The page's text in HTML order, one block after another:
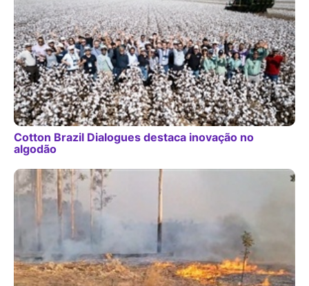
Cotton Brazil Dialogues destaca inovação no
algodão